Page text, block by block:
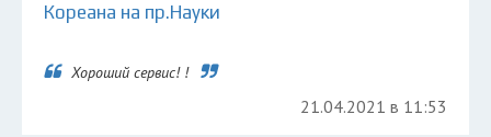
Кореана на пр.Науки
Хороший сервис! !
21.04.2021 в 11:53